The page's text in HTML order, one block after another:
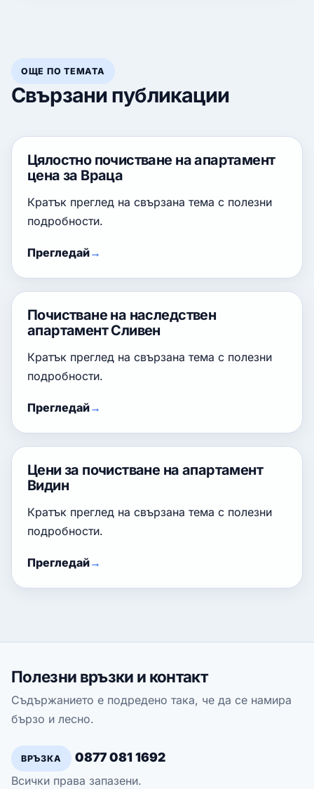
ОЩЕ ПО ТЕМАТА
Свързани публикации
Цялостно почистване на апартамент
цена за Враца
Кратък преглед на свързана тема с полезни
подробности.
Прегледай
Почистване на наследствен
апартамент Сливен
Кратък преглед на свързана тема с полезни
подробности.
Прегледай
Цени за почистване на апартамент
Видин
Кратък преглед на свързана тема с полезни
подробности.
Прегледай
Полезни връзки и контакт
Съдържанието е подредено така, че да се намира
бързо и лесно.
ВРЪЗКА 0877 081 1692
Всички права запазени.